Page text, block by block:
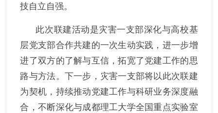
技自立自强。
此次联建活动是灾害一支部深化与高校基
层党支部合作共建的一次生动实践，进一步增
进了双方的了解与互信，拓宽了党建工作的思
路与方法。下一步，灾害一支部将以此次联建
为契机，持续推动党建工作与科研业务深度融
合，不断深化与成都理工大学全国重点实验室